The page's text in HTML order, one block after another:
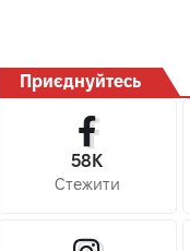
Приєднуйтесь
58K
Стежити